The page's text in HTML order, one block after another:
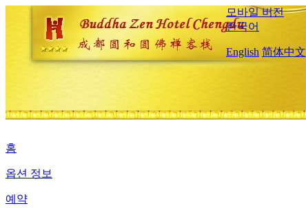
모바일 버전
한국어
English 简体中文
홈
옵션 정보
예약